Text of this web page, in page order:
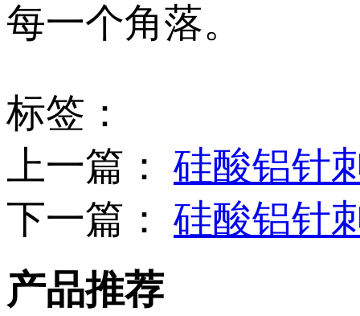
每一个角落。
标签：
上一篇： 硅酸铝针
下一篇： 硅酸铝针
产品推荐